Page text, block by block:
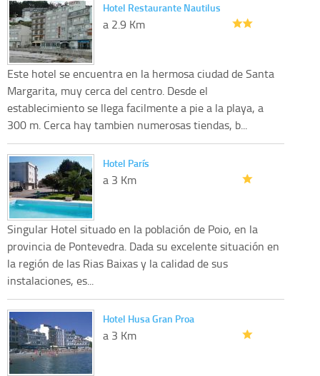
Hotel Restaurante Nautilus
a 2.9 Km
Este hotel se encuentra en la hermosa ciudad de Santa
Margarita, muy cerca del centro. Desde el
establecimiento se llega facilmente a pie a la playa, a
300 m. Cerca hay tambien numerosas tiendas, b...
Hotel París
a 3 Km
Singular Hotel situado en la población de Poio, en la
provincia de Pontevedra. Dada su excelente situación en
la región de las Rias Baixas y la calidad de sus
instalaciones, es...
Hotel Husa Gran Proa
a 3 Km